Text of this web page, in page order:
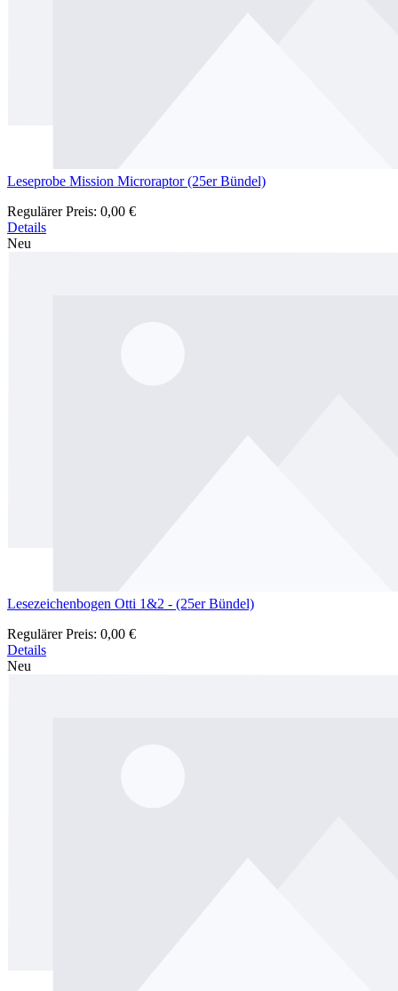
Leseprobe Mission Microraptor (25er Bündel)
Regulärer Preis: 0,00 €
Details
Neu
Lesezeichenbogen Otti 1&2 - (25er Bündel)
Regulärer Preis: 0,00 €
Details
Neu